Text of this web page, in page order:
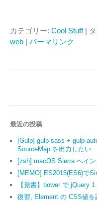
カテゴリー: Cool Stuff| タ
web | パーマリンク
最近の投稿
[Gulp] gulp-sass + gulp-
SourceMap を出力したい
[zsh] macOS Sierra へイ
[MEMO] ES2015(ES6)で
【覚書】bower で jQuery
復習, Element の CSS値